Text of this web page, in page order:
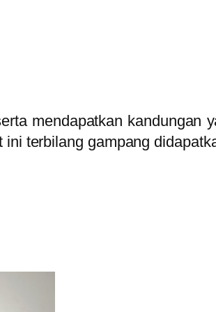
mendapatkan kandungan
terbilang gampang